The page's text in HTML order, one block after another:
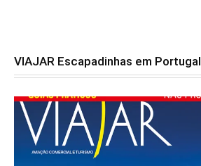
VIAJAR Escapadinhas em Portugal